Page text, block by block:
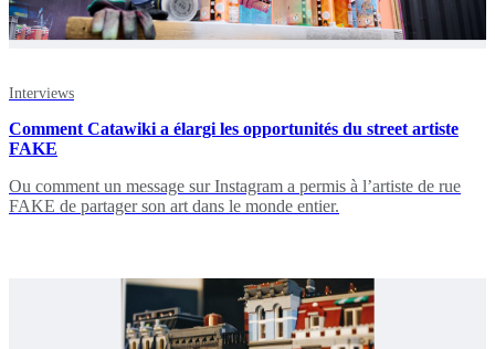
Interviews
Comment Catawiki a élargi les opportunités du street artiste
FAKE
Ou comment un message sur Instagram a permis à l’artiste de rue
FAKE de partager son art dans le monde entier.